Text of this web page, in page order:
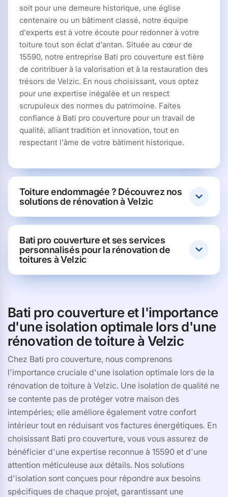
soit pour une demeure historique, une église
centenaire ou un bâtiment classé, notre équipe
d'experts est à votre écoute pour redonner à votre
toiture tout son éclat d'antan. Située au cœur de
15590, notre entreprise Bati pro couverture est fière
de contribuer à la valorisation et à la restauration des
trésors de Velzic. En nous choisissant, vous optez
pour une expertise inégalée et un respect
scrupuleux des normes du patrimoine. Faites
confiance à Bati pro couverture pour un travail de
qualité, alliant tradition et innovation, tout en
respectant l'âme de votre bâtiment historique.
Toiture endommagée ? Découvrez nos
solutions de rénovation à Velzic
Bati pro couverture et ses services
personnalisés pour la rénovation de
toitures à Velzic
Bati pro couverture et l'importance
d'une isolation optimale lors d'une
rénovation de toiture à Velzic
Chez Bati pro couverture, nous comprenons
l'importance cruciale d'une isolation optimale lors de la
rénovation de toiture à Velzic. Une isolation de qualité ne
se contente pas de protéger votre maison des
intempéries; elle améliore également votre confort
intérieur tout en réduisant vos factures énergétiques. En
choisissant Bati pro couverture, vous vous assurez de
bénéficier d'une expertise reconnue à 15590 et d'une
attention méticuleuse aux détails. Nos solutions
d'isolation sont conçues pour répondre aux besoins
spécifiques de chaque projet, garantissant une